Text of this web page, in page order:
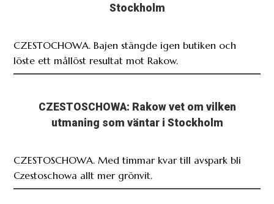
Stockholm
CZESTOCHOWA. Bajen stängde igen butiken och
löste ett mållöst resultat mot Rakow.
CZESTOSCHOWA: Rakow vet om vilken
utmaning som väntar i Stockholm
CZESTOSCHOWA. Med timmar kvar till avspark bli
Czestoschowa allt mer grönvit.